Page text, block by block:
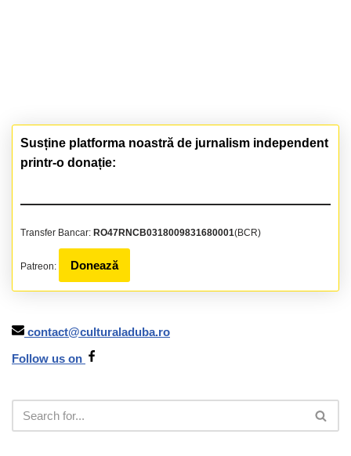
Susține platforma noastră de jurnalism independent
printr-o donație:
Transfer Bancar: RO47RNCB0318009831680001(BCR)
Patreon: Donează
contact@culturaladuba.ro
Follow us on